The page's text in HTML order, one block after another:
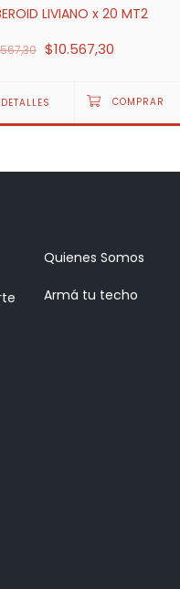
LIVIANO x 20 MT2
$10.567,30
DETALLES
Quienes Somos
Armá tu techo